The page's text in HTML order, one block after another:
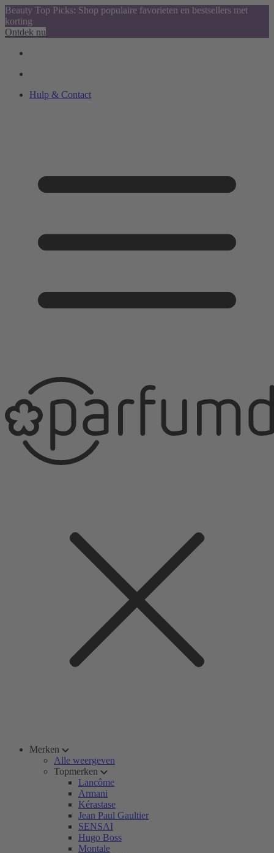
Beauty Top Picks: Shop populaire favorieten en bestsellers met
korting
Ontdek nu
Hulp & Contact
Merken
Alle weergeven
Topmerken
Lancôme
Armani
Kérastase
Jean Paul Gaultier
SENSAI
Hugo Boss
Montale